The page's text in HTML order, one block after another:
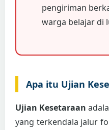
pengiriman
warga belajar di
Apa itu Ujian
Ujian Kesetaraan
yang terkendala jalur